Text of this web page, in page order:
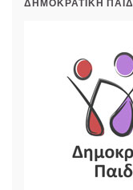
ΔΗΜΟΚΡΑΤΙΚΉ